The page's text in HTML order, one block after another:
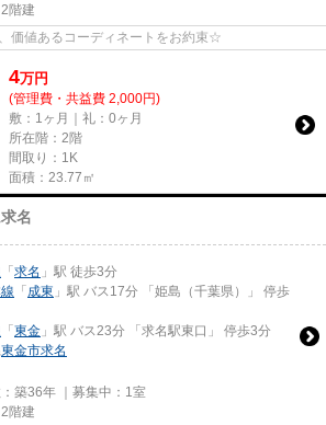
階建
価値あるコーディネートをお約束☆
4万円
(管理費・共益費 2,000円)
敷：1ヶ月｜礼：0ヶ月
所在階：2階
間取り：1K
面積：23.77㎡
名
「求名 」駅 徒歩3分
「成東 」駅 バス17分 「姫島（千葉県）」 停歩
「東金 」駅 バス23分 「求名駅東口」 停歩3分
東金市求名
築36年 ｜募集中： 1室
階建